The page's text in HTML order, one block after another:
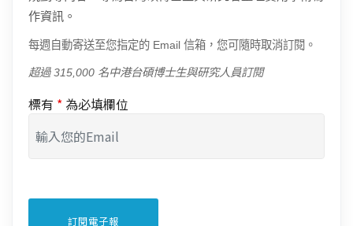
作資訊。
每週自動寄送至您指定的 Email 信箱，您可隨時取消訂閱。
超過 315,000 名中港台碩博士生與研究人員訂閱
標有 * 為必填欄位